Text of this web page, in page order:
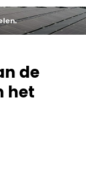
en
de
het